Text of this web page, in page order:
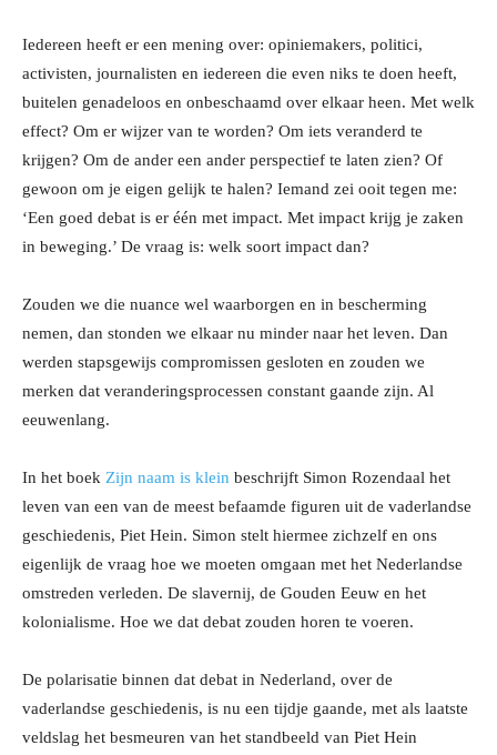
Iedereen heeft er een mening over: opiniemakers, politici,
activisten, journalisten en iedereen die even niks te doen heeft,
buitelen genadeloos en onbeschaamd over elkaar heen. Met welk
effect? Om er wijzer van te worden? Om iets veranderd te
krijgen? Om de ander een ander perspectief te laten zien? Of
gewoon om je eigen gelijk te halen? Iemand zei ooit tegen me:
‘Een goed debat is er één met impact. Met impact krijg je zaken
in beweging.’ De vraag is: welk soort impact dan?
Zouden we die nuance wel waarborgen en in bescherming
nemen, dan stonden we elkaar nu minder naar het leven. Dan
werden stapsgewijs compromissen gesloten en zouden we
merken dat veranderingsprocessen constant gaande zijn. Al
eeuwenlang.
In het boek Zijn naam is klein beschrijft Simon Rozendaal het
leven van een van de meest befaamde figuren uit de vaderlandse
geschiedenis, Piet Hein. Simon stelt hiermee zichzelf en ons
eigenlijk de vraag hoe we moeten omgaan met het Nederlandse
omstreden verleden. De slavernij, de Gouden Eeuw en het
kolonialisme. Hoe we dat debat zouden horen te voeren.
De polarisatie binnen dat debat in Nederland, over de
vaderlandse geschiedenis, is nu een tijdje gaande, met als laatste
veldslag het besmeuren van het standbeeld van Piet Hein